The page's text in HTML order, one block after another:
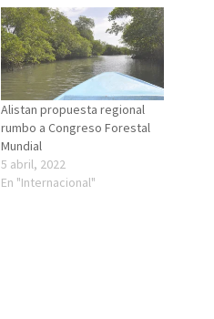
Alistan propuesta regional
rumbo a Congreso Forestal
Mundial
5 abril, 2022
En "Internacional"